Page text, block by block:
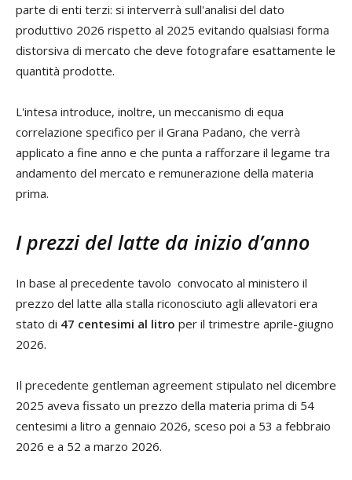
parte di enti terzi: si interverrà sull'analisi del dato
produttivo 2026 rispetto al 2025 evitando qualsiasi forma
distorsiva di mercato che deve fotografare esattamente le
quantità prodotte.
L'intesa introduce, inoltre, un meccanismo di equa
correlazione specifico per il Grana Padano, che verrà
applicato a fine anno e che punta a rafforzare il legame tra
andamento del mercato e remunerazione della materia
prima.
I prezzi del latte da inizio d’anno
In base al precedente tavolo convocato al ministero il
prezzo del latte alla stalla riconosciuto agli allevatori era
stato di 47 centesimi al litro per il trimestre aprile-giugno
2026.
Il precedente gentleman agreement stipulato nel dicembre
2025 aveva fissato un prezzo della materia prima di 54
centesimi a litro a gennaio 2026, sceso poi a 53 a febbraio
2026 e a 52 a marzo 2026.